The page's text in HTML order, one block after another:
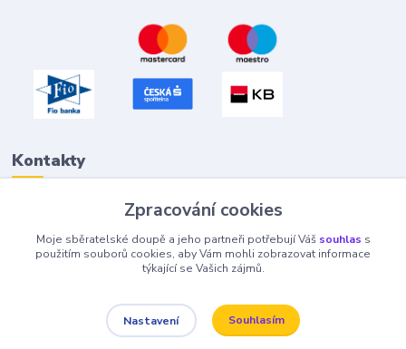
Kontakty
info@tivan.cz
Zpracování cookies
Moje sběratelské doupě a jeho partneři potřebují Váš souhlas s
použitím souborů cookies, aby Vám mohli zobrazovat informace
týkající se Vašich zájmů.
Nastavení Souhlasím